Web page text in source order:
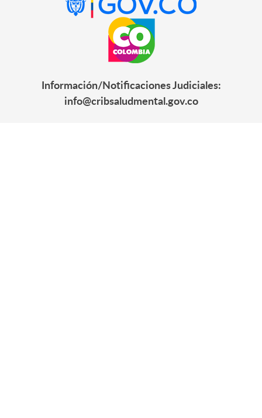
Información/Notificaciones Judiciales:
info@cribsaludmental.gov.co